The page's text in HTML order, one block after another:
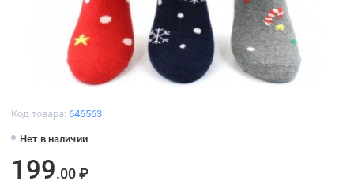
Код товара: 646563
Нет в наличии
199.00 ₽